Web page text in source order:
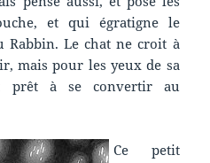
et qui égratigne le
Rabbin. Le chat ne croit à
mais pour les yeux de sa
prêt à se convertir au
Ce petit